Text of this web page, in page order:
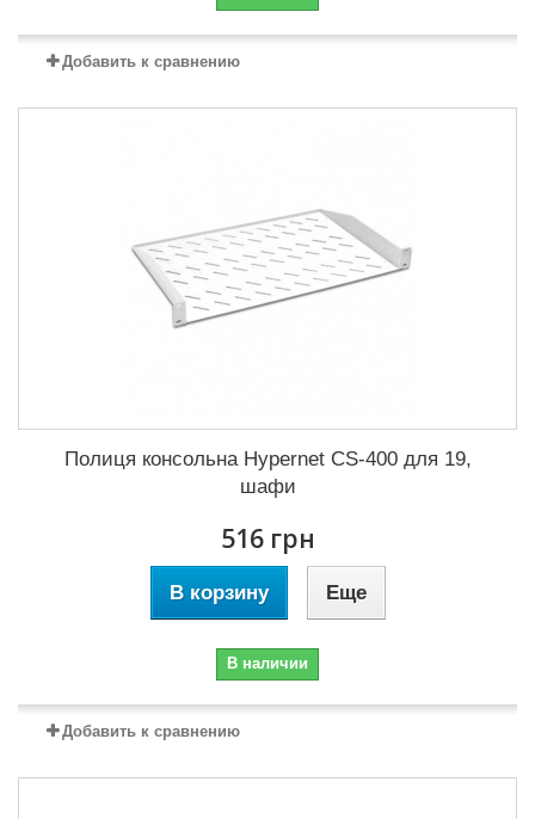
Добавить к сравнению
Полиця консольна Hypernet CS-400 для 19,
шафи
516 грн
В корзину Еще
В наличии
Добавить к сравнению